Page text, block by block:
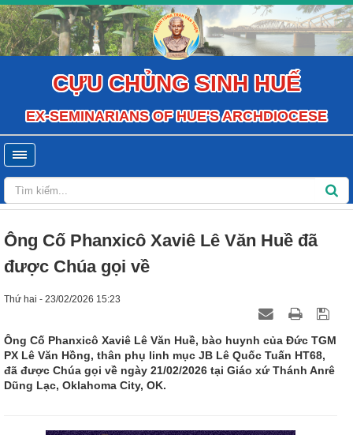
CỰU CHỦNG SINH HUẾ
EX-SEMINARIANS OF HUE'S ARCHDIOCESE
Ông Cố Phanxicô Xaviê Lê Văn Huề đã
được Chúa gọi về
Thứ hai - 23/02/2026 15:23
Ông Cố Phanxicô Xaviê Lê Văn Huề, bào huynh của Đức TGM
PX Lê Văn Hồng, thân phụ linh mục JB Lê Quốc Tuấn HT68,
đã được Chúa gọi về ngày 21/02/2026 tại Giáo xứ Thánh Anrê
Dũng Lạc, Oklahoma City, OK.